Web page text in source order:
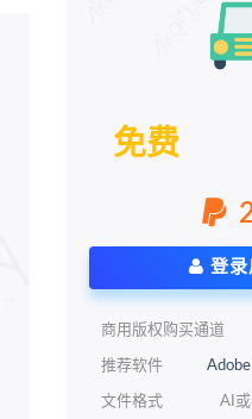
免费
登录
商用版权购买通道
推荐软件
文件格式 AI或